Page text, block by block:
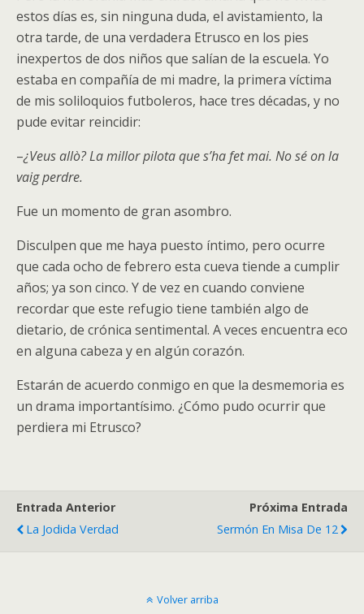
estos días es, sin ninguna duda, el avistamiento, la
otra tarde, de una verdadera Etrusco en los pies
inexpertos de dos niños que salían de la escuela. Yo
estaba en compañía de mi madre, la primera víctima
de mis soliloquios futboleros, hace tres décadas, y no
pude evitar reincidir:
–¿Veus allò? La millor pilota que s’ha fet mai. No sé on la
vaig perdre.
Fue un momento de gran asombro.
Disculpen que me haya puesto íntimo, pero ocurre
que cada ocho de febrero esta cueva tiende a cumplir
años; ya son cinco. Y de vez en cuando conviene
recordar que este refugio tiene también algo de
dietario, de crónica sentimental. A veces encuentra eco
en alguna cabeza y en algún corazón.
Estarán de acuerdo conmigo en que la desmemoria es
un drama importantísimo. ¿Cómo pudo ocurrir que
perdiera mi Etrusco?
Entrada Anterior
La Jodida Verdad
Próxima Entrada
Sermón En Misa De 12
Volver arriba